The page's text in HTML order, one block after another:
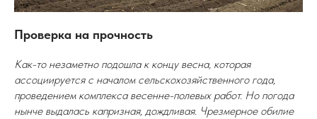
Проверка на прочность
Как-то незаметно подошла к концу весна, которая
ассоциируется с началом сельскохозяйственного года,
проведением комплекса весенне-полевых работ. Но погода
нынче выдалась капризная, дождливая. Чрезмерное обилие